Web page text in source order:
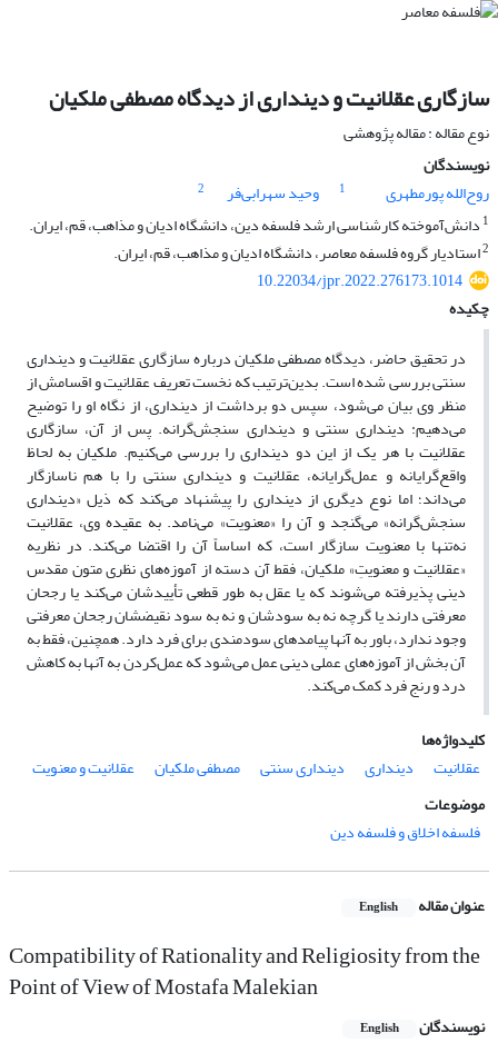
سازگاری عقلانیت و دینداری از دیدگاه مصطفی ملکیان
نوع مقاله : مقاله پژوهشی
نویسندگان
روح‌الله پورمطهری
1 وحید سهرابی‌فر
2
1 دانش‌آموخته کارشناسی ارشد فلسفه دین، دانشگاه ادیان و مذاهب، قم، ایران.
2استادیار گروه فلسفه معاصر، دانشگاه ادیان و مذاهب، قم، ایران.
10.22034/jpr.2022.276173.1014
چکیده
در تحقیق حاضر، دیدگاه مصطفی ملکیان درباره سازگاری عقلانیت و دینداری
سنتی بررسی شده است. بدین‌ترتیب که نخست تعریف عقلانیت و اقسامش از
منظر وی بیان می‌شود، سپس دو برداشت از دینداری، از نگاه او را توضیح
می‌دهیم: دینداری سنتی و دینداری سنجش‌گرانه. پس از آن، سازگاری
عقلانیت با هر یک از این دو دینداری را بررسی می‌کنیم. ملکیان به ‌لحاظ
واقع‌گرایانه و عمل‌گرایانه، عقلانیت و دینداری سنتی را با هم ناسازگار
می‌داند؛ اما نوع دیگری از دینداری را پیشنهاد می‌کند که ذیل «دینداری
سنجش‌گرانه» می‌گنجد و آن را «معنویت» می‌نامد. به‌ عقیده وی، عقلانیت
نه‌تنها با معنویت سازگار است، که اساساً آن را اقتضا می‌کند. در نظریه
«عقلانیت و معنویتِ» ملکیان، فقط آن دسته از آموزه‌های نظری متون مقدس
دینی پذیرفته می‌شوند که یا عقل به‌ طور قطعی تأییدشان می‌کند یا رجحان
معرفتی دارند یا گرچه نه به‌ سودشان و نه به ‌سود نقیضشان رجحان معرفتی
وجود ندارد، باور به آنها پیامدهای سودمندی برای فرد دارد. همچنین، فقط به
آن بخش از آموزه‌های عملی دینی عمل می‌شود که عمل‌کردن به آنها به کاهش
درد و رنج فرد کمک می‌کند.
کلیدواژه‌ها
عقلانیت
دینداری دینداری سنتی مصطفی ملکیان
عقلانیت و معنویت
موضوعات
فلسفه اخلاق و فلسفه دین
عنوان مقاله English
Compatibility of Rationality and Religiosity from the
Point of View of Mostafa Malekian
نویسندگان English